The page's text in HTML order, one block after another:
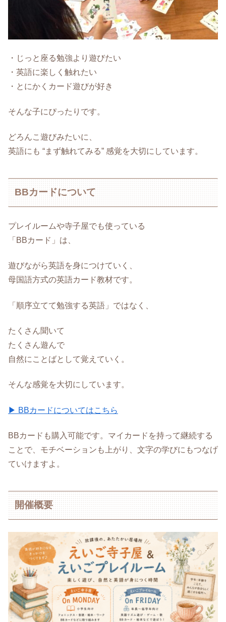
・じっと座る勉強より遊びたい
・英語に楽しく触れたい
・とにかくカード遊びが好き
そんな子にぴったりです。
どろんこ遊びみたいに、
英語にも “まず触れてみる” 感覚を大切にしています。
BBカードについて
プレイルームや寺子屋でも使っている
「BBカード」は、
遊びながら英語を身につけていく、
母国語方式の英語カード教材です。
「順序立てて勉強する英語」ではなく、
たくさん聞いて
たくさん遊んで
自然にことばとして覚えていく。
そんな感覚を大切にしています。
▶︎ BBカードについてはこちら
BBカードも購入可能です。マイカードを持って継続する
ことで、モチベーションも上がり、文字の学びにもつなげ
ていけますよ。
開催概要